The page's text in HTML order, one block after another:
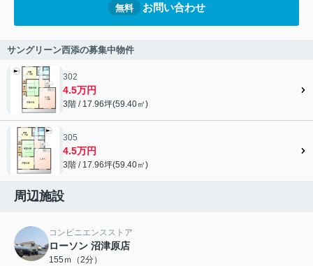
無料 お問い合わせ
サングリーン西添の募集中物件
302
4.5万円
3階 / 17.96坪(59.40㎡)
305
4.5万円
3階 / 17.96坪(59.40㎡)
周辺施設
コンビニエンスストア
ローソン 沼津原店
155ｍ（2分）